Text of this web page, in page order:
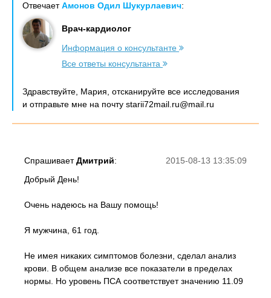
ОтвечаетАмонов Одил Шукурлаевич:
Врач-кардиолог
Информация о консультанте
Все ответы консультанта
Здравствуйте, Мария, отсканируйте все исследования
и отправьте мне на почту starii72mail.ru@mail.ru
2015-08-13 13:35:09
СпрашиваетДмитрий:
Добрый День!
Очень надеюсь на Вашу помощь!
Я мужчина, 61 год.
Не имея никаких симптомов болезни, сделал анализ
крови. В общем анализе все показатели в пределах
нормы. Но уровень ПСА соответствует значению 11.09